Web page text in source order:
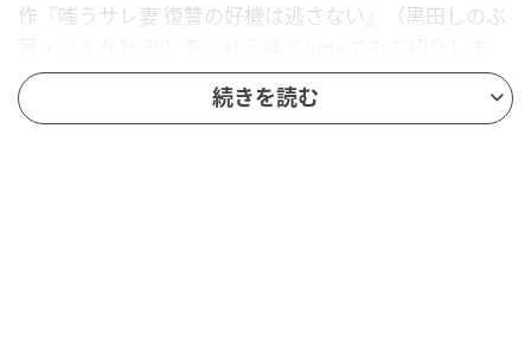
作『嗤うサレ妻 復讐の好機は逃さない』（黒田しのぶ
す。
続きを読む